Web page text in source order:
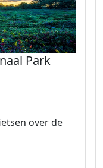
Park
over de